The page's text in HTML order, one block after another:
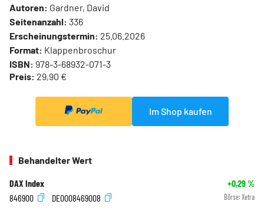
Autoren: Gardner, David
Seitenanzahl: 336
Erscheinungstermin: 25.06.2026
Format: Klappenbroschur
ISBN: 978-3-68932-071-3
Preis: 29,90 €
Im Shop kaufen
Behandelter Wert
DAX Index +0,29%
846900
DE0008469008 Börse: Xetra